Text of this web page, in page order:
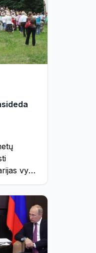
vyks
jaunimo.